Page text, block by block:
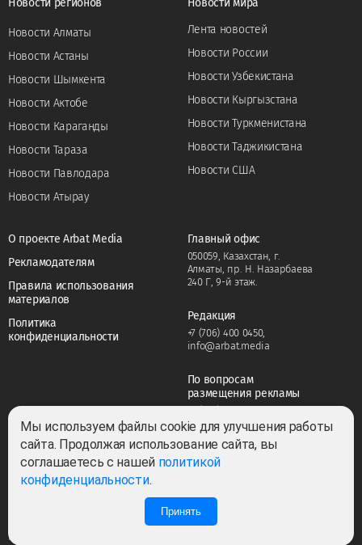
Новости регионов
Новости Алматы
Новости Астаны
Новости Шымкента
Новости Актобе
Новости Караганды
Новости Тараза
Новости Павлодара
Новости Атырау
Новости мира
Лента новостей
Новости России
Новости Узбекистана
Новости Кыргызстана
Новости Туркменистана
Новости Таджикистана
Новости США
О проекте Arbat Media
Рекламодателям
Правила использования
материалов
Политика
конфиденциальности
Главный офис
050059, Казахстан, г.
Алматы, пр. Н. Назарбаева
240 Г, 9-й этаж.
Редакция
+7 (706) 400 0450,
info@arbat.media
По вопросам
размещения рекламы
adv@arbat.media
Все права защищены ©2022-2026. Собственник — ТОО «ARBAT MEDIA
HOLDING». Cвидетельство СМИ №KZ23VPY00045884 от 11.02.2022
Мы используем файлы cookie для улучшения работы
сайта. Продолжая использование сайта, вы
соглашаетесь с нашей политикой
конфиденциальности.
Принять